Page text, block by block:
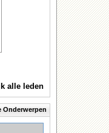
alle leden
Onderwerpen